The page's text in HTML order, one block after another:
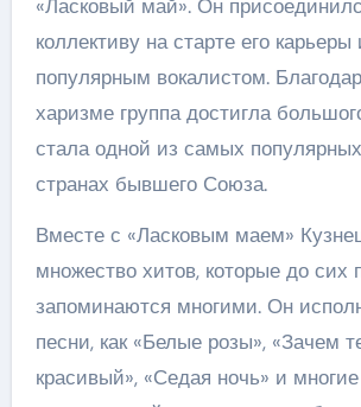
«Ласковый май». Он
коллективу на старте его карьеры
популярным вокалистом.
харизме группа достигла
стала одной из самых
странах бывшего Союза.
Вместе с «Ласковым маем»
множество хитов, которые до
запоминаются многими. Он
песни, как «Белые розы», «Зачем
красивый», «Седая ночь» и